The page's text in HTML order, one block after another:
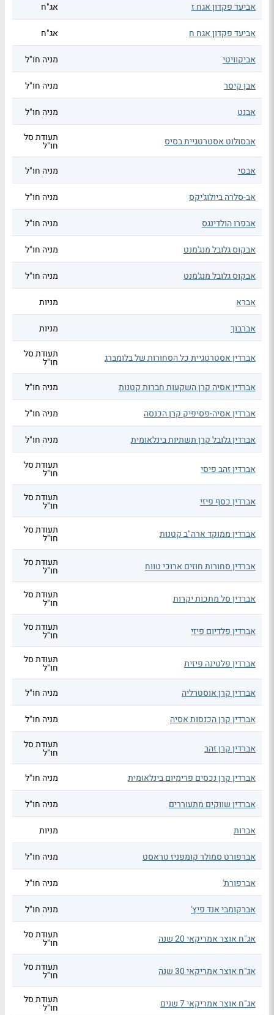
אביעד פקדון אגח ז אג"ח
אביעד פקדון אגח ח אג"ח
אביקוויטי מניה חו"ל
אבן קיסר מניה חו"ל
אבנט מניה חו"ל
אבסולוט אסטרטגיית בסיס תעודת סל
חו"ל
אבסי
מניה חו"ל
אב-סלרה ביולוג'יקס מניה חו"ל
אבפרו הולדינגס מניה חו"ל
אבקוס גלובל מנג'מנט מניה חו"ל
אבקוס גלובל מנג'מנט מניה חו"ל
אברא מניות
אברבוך מניות
אברדין אסטרטגיית כל הסחורות של בלומברג תעודת סל
חו"ל
אברדין אסיה קרן השקעות חברות קטנות
מניה חו"ל
אברדין אסיה-פסיפיק קרן הכנסה מניה חו"ל
אברדין גלובל קרן תשתיות בינלאומית מניה חו"ל
אברדין זהב פיסי תעודת סל
חו"ל
אברדין כסף פיזי תעודת סל
חו"ל
אברדין ממוקד ארה"ב קטנות תעודת סל
חו"ל
אברדין סחורות חוזים ארוכי טווח תעודת סל
חו"ל
אברדין סל מתכות יקרות תעודת סל
חו"ל
אברדין פלדיום פיזי תעודת סל
חו"ל
אברדין פלטינה פיזית תעודת סל
חו"ל
אברדין קרן אוסטרליה
מניה חו"ל
אברדין קרן הכנסות אסיה מניה חו"ל
אברדין קרן זהב תעודת סל
חו"ל
אברדין קרן נכסים פרימיום בינלאומית
מניה חו"ל
אברדין שווקים מתעוררים מניה חו"ל
אברות מניות
אברפורט סמולר קומפניז טראסט מניה חו"ל
אברפורת' מניה חו"ל
אברקומבי אנד פיץ' מניה חו"ל
אג"ח אוצר אמריקאי 20 שנה תעודת סל
חו"ל
אג"ח אוצר אמריקאי 30 שנה תעודת סל
חו"ל
אג"ח אוצר אמריקאי 7 שנים תעודת סל
חו"ל